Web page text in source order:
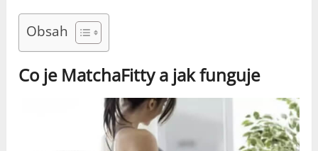
Obsah
Co je MatchaFitty a jak funguje